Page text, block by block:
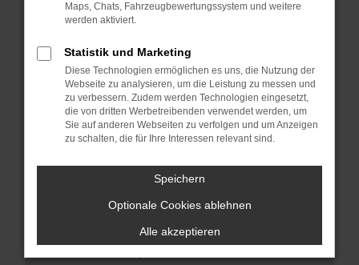
Starte dein Gerät neu.
Das kann manchmal helfen,
vorübergehende Probleme zu beheben.
Stelle sicher, dass dein Browser und dein
Betriebssystem auf dem neuesten Stand
sind.
Veraltete Software birgt nicht nur ein
führen, dass bestimmte Funktionen nicht
mehr unterstützt werden.
Wende dich an den Webseitenbetreiber.
Wenn du alle oben genannten Schritte
versucht hast, kontaktiere uns bitte. Wir
Maps, Chats, Fahrzeugbewertungssystem und weitere
werden aktiviert.
Statistik und Marketing
Diese Technologien ermöglichen es uns, die Nutzung der
Webseite zu analysieren, um die Leistung zu messen und
zu verbessern. Zudem werden Technologien eingesetzt,
die von dritten Werbetreibenden verwendet werden, um
Sie auf anderen Webseiten zu verfolgen und um Anzeigen
zu schalten, die für Ihre Interessen relevant sind.
Speichern
Optionale Cookies ablehnen
Alle akzeptieren